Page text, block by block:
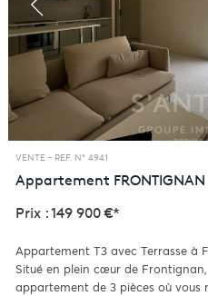
VENTE - REF. N° 4941
Appartement FRONTIGNAN
Prix : 149 900 €*
Appartement T3 avec Terrasse à
Situé en plein cœur de
appartement de 3 pièces où vous